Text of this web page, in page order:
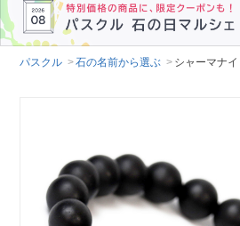
パスクル 石の名前から選ぶ シャーマナイ